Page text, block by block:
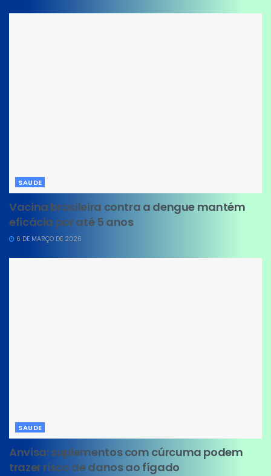
SAUDE
Vacina brasileira contra a dengue mantém
eficácia por até 5 anos
6 DE MARÇO DE 2026
SAUDE
Anvisa: suplementos com cúrcuma podem
trazer risco de danos ao fígado